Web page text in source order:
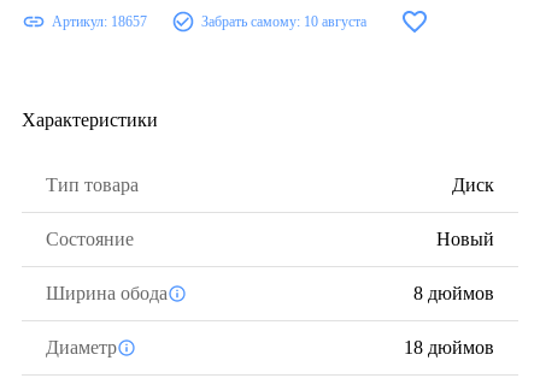
Артикул: 18657 Забрать самому: 10 августа
Характеристики
Тип товара Диск
Состояние Новый
Ширина обода 8 дюймов
Диаметр 18 дюймов